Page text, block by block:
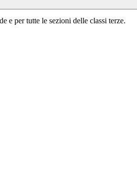
e per tutte le sezioni delle classi terze.